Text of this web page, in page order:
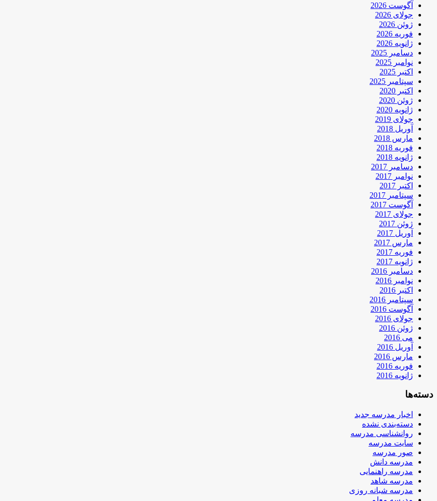
آگوست 2026
جولای 2026
ژوئن 2026
فوریه 2026
ژانویه 2026
دسامبر 2025
نوامبر 2025
اکتبر 2025
سپتامبر 2025
اکتبر 2020
ژوئن 2020
ژانویه 2020
جولای 2019
آوریل 2018
مارس 2018
فوریه 2018
ژانویه 2018
دسامبر 2017
نوامبر 2017
اکتبر 2017
سپتامبر 2017
آگوست 2017
جولای 2017
ژوئن 2017
آوریل 2017
مارس 2017
فوریه 2017
ژانویه 2017
دسامبر 2016
نوامبر 2016
اکتبر 2016
سپتامبر 2016
آگوست 2016
جولای 2016
ژوئن 2016
می 2016
آوریل 2016
مارس 2016
فوریه 2016
ژانویه 2016
دسته‌ها
اخبار مدرسه جدید
دسته‌بندی نشده
روانشناسی مدرسه
سایت مدرسه
صور مدرسه
مدرسه دانش
مدرسه راهنمایی
مدرسه شاهد
مدرسه شبانه روزی